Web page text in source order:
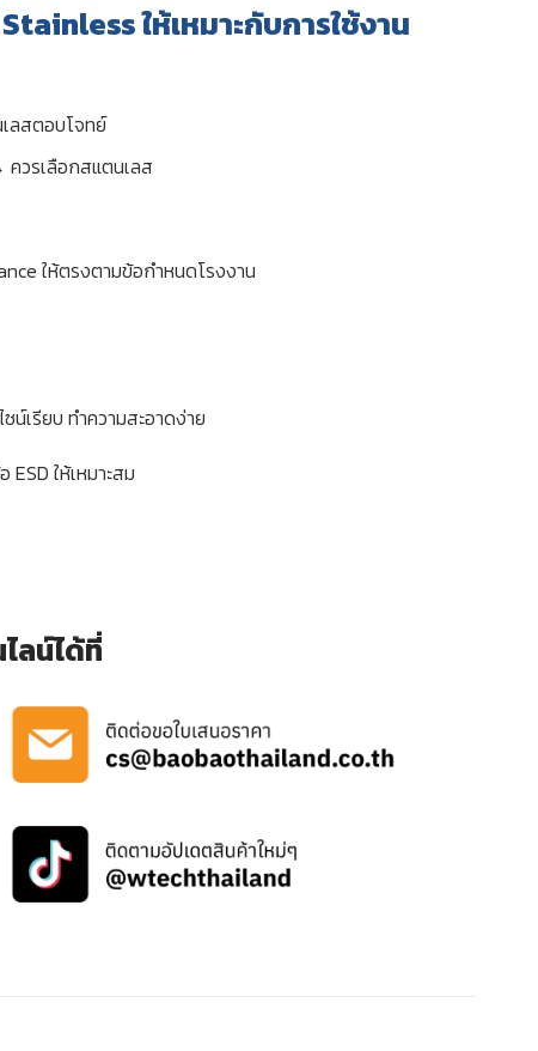
ให้เหมาะกับการใช้งาน
ลสตอบโจทย์
วรเลือกสแตนเลส
ให้ตรงตามข้อกำหนดโรงงาน
เรียบ ทำความสะอาดง่าย
ให้เหมาะสม
ลน์ได้ที่